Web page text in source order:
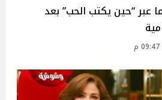
عبر “حين يكتب الحب” بعد